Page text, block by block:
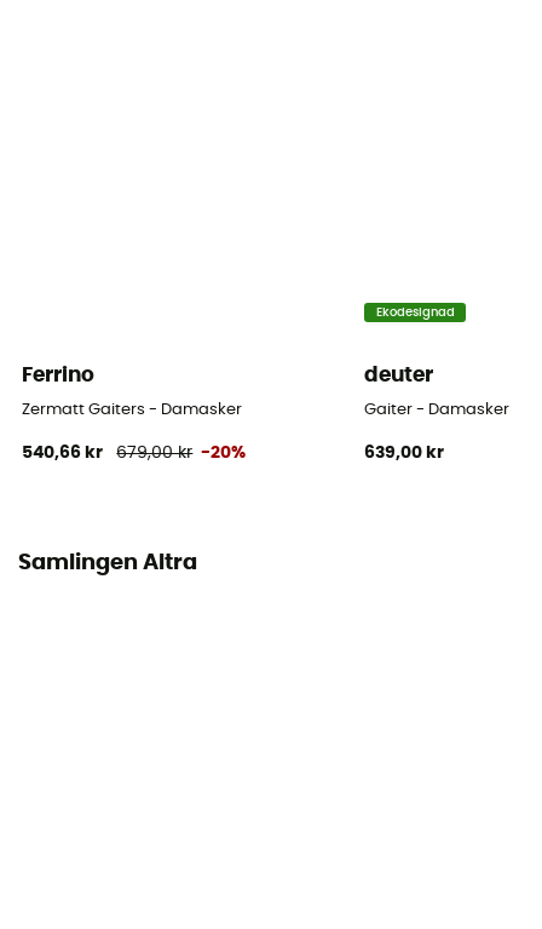
Ferrino
Zermatt Gaiters - Damasker
540,66 kr 679,00 kr -20%
Ekodesignad
deuter
Gaiter - Damasker
639,00 kr
Samlingen Altra